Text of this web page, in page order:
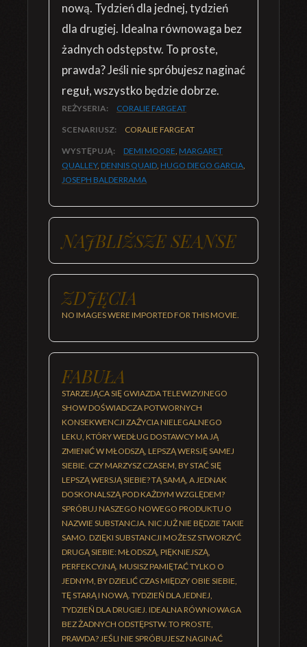
nową. Tydzień dla jednej, tydzień
dla drugiej. Idealna równowaga bez
żadnych odstępstw. To proste,
prawda? Jeśli nie spróbujesz naginać
reguł, wszystko będzie dobrze.
REŻYSERIA: CORALIE FARGEAT
SCENARIUSZ: CORALIE FARGEAT
WYSTĘPUJĄ: DEMI MOORE, MARGARET
QUALLEY, DENNIS QUAID, HUGO DIEGO GARCIA,
JOSEPH BALDERRAMA
NAJBLIŻSZE SEANSE
ZDJĘCIA
NO IMAGES WERE IMPORTED FOR THIS MOVIE.
FABUŁA
STARZEJĄCA SIĘ GWIAZDA TELEWIZYJNEGO
SHOW DOŚWIADCZA POTWORNYCH
KONSEKWENCJI ZAŻYCIA NIELEGALNEGO
LEKU, KTÓRY WEDŁUG DOSTAWCY MA JĄ
ZMIENIĆ W MŁODSZĄ, LEPSZĄ WERSJĘ SAMEJ
SIEBIE. CZY MARZYSZ CZASEM, BY STAĆ SIĘ
LEPSZĄ WERSJĄ SIEBIE? TĄ SAMĄ, A JEDNAK
DOSKONALSZĄ POD KAŻDYM WZGLĘDEM?
SPRÓBUJ NASZEGO NOWEGO PRODUKTU O
NAZWIE SUBSTANCJA. NIC JUŻ NIE BĘDZIE TAKIE
SAMO. DZIĘKI SUBSTANCJI MOŻESZ STWORZYĆ
DRUGĄ SIEBIE: MŁODSZĄ, PIĘKNIEJSZĄ,
PERFEKCYJNĄ. MUSISZ PAMIĘTAĆ TYLKO O
JEDNYM, BY DZIELIĆ CZAS MIĘDZY OBIE SIEBIE,
TĘ STARĄ I NOWĄ. TYDZIEŃ DLA JEDNEJ,
TYDZIEŃ DLA DRUGIEJ. IDEALNA RÓWNOWAGA
BEZ ŻADNYCH ODSTĘPSTW. TO PROSTE,
PRAWDA? JEŚLI NIE SPRÓBUJESZ NAGINAĆ